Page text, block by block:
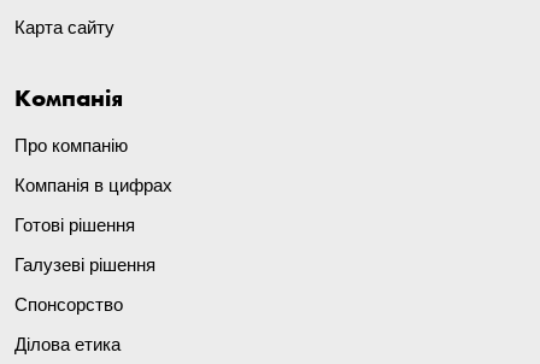
Карта сайту
Компанія
Про компанію
Компанія в цифрах
Готові рішення
Галузеві рішення
Спонсорство
Ділова етика